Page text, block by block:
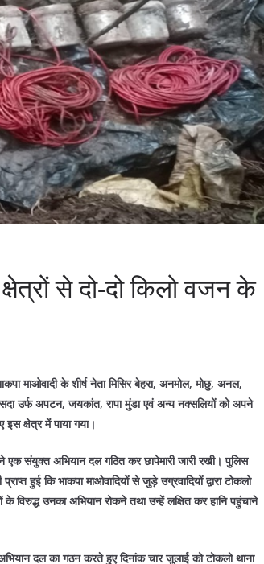
से दो-दो किलो वजन के
माओवादी के शीर्ष नेता मिसिर बेहरा, अनमोल, मोछु, अनल,
उर्फ अपटन, जयकांत, रापा मुंडा एवं अन्य नक्सलियों को अपने
क्षेत्र में पाया गया।
संयुक्त अभियान दल गठित कर छापेमारी जारी रखी।पुलिस
हुई कि भाकपा माओवादियों से जुड़े उग्रवादियों द्वारा टोकलो
के विरुद्ध उनका अभियान रोकने तथा उन्हें लक्षित कर हानि पहुंचाने
दल का गठन करते हुए दिनांक चार जुलाई को टोकलो थाना